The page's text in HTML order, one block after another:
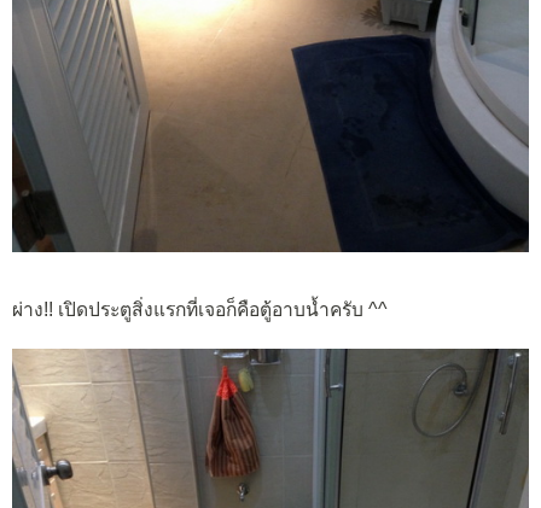
ผ่าง!! เปิดประตูสิ่งแรกที่เจอก็คือตู้อาบน้ำครับ ^^